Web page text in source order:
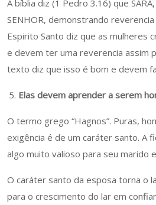
A bíblia diz (1 Pedro 3.16) que
SENHOR, demonstrando
Espirito Santo diz que as mulheres
e devem ter uma reverencia assim
texto diz que isso é bom e devem
Elas devem aprender a serem
O termo grego “Hagnos”. Puras,
exigência é de um caráter santo. A
algo muito valioso para seu marido
O caráter santo da esposa torna o
para o crescimento do lar em